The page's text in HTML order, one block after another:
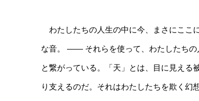
わたしたちの人生の中に今、まさにここ
な音。 ―― それらを使って、わたしたちの
と繋がっている。「天」とは、目に見え
り支えるのだ。それはわたしたちを欺く幻